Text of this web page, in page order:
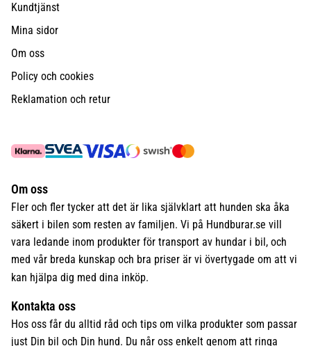
Kundtjänst
Mina sidor
Om oss
Policy och cookies
Reklamation och retur
Om oss
Fler och fler tycker att det är lika självklart att hunden ska åka
säkert i bilen som resten av familjen. Vi på Hundburar.se vill
vara ledande inom produkter för transport av hundar i bil, och
med vår breda kunskap och bra priser är vi övertygade om att vi
kan hjälpa dig med dina inköp.
Kontakta oss
Hos oss får du alltid råd och tips om vilka produkter som passar
just Din bil och Din hund. Du når oss enkelt genom att ringa